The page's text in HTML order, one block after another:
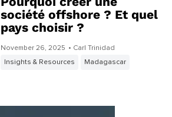
société offshore ? Et quel
pays choisir ?
November 26, 2025 • Carl Trinidad
Insights & Resources
Madagascar